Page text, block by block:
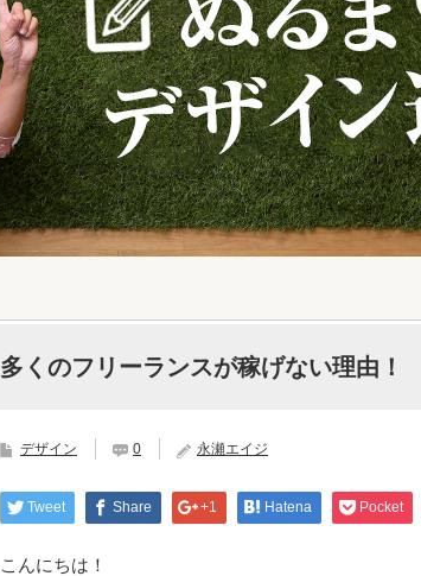
多くのフリーランスが稼げない理由！
デザイン 0 永瀬エイジ
Tweet Share +1 Hatena Pocket
こんにちは！